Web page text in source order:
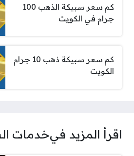
كم سعر سبيكة الذهب 100
جرام في الكويت
كم سعر سبيكة ذهب 10 جرام
الكويت
اقرأ المزيد فيخدمات